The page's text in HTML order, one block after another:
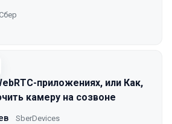
приложениях, или Как,
камеру на созвоне
SberDevices